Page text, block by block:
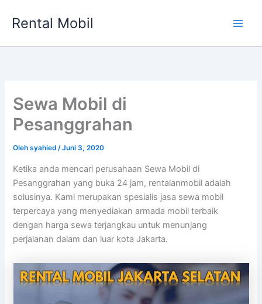
Rental Mobil
Sewa Mobil di
Pesanggrahan
Olehsyahied/Juni 3, 2020
Ketika anda mencari perusahaan Sewa Mobil di
Pesanggrahan yang buka 24 jam, rentalanmobil adalah
solusinya. Kami merupakan spesialis jasa sewa mobil
terpercaya yang menyediakan armada mobil terbaik
dengan harga sewa terjangkau untuk menunjang
perjalanan dalam dan luar kota Jakarta.